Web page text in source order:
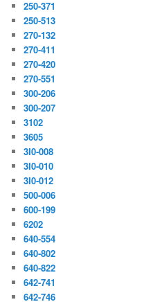
250-371
250-513
270-132
270-411
270-420
270-551
300-206
300-207
3102
3605
3I0-008
3I0-010
3I0-012
500-006
600-199
6202
640-554
640-802
640-822
642-741
642-746